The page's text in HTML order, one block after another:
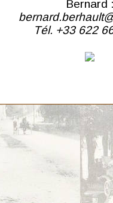
Bernard
Tél. +33 622